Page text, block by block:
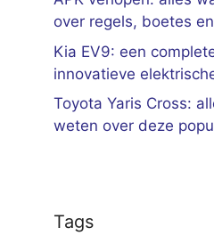
over regels, boetes
Kia EV9: een
innovatieve
Toyota Yaris Cross:
weten over deze
Tags